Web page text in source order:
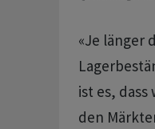
«Je länger
ist es,
den